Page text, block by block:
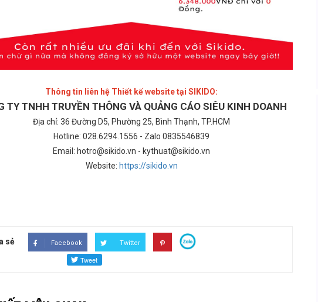
Thông tin liên hệ Thiết kế website tại SIKIDO:
TY TNHH TRUYỀN THÔNG VÀ QUẢNG CÁO SIÊU KINH DOANH
Địa chỉ: 36 Đường D5, Phường 25, Bình Thạnh, TP.HCM
Hotline: 028.6294.1556 - Zalo 0835546839
Email: hotro@sikido.vn - kythuat@sikido.vn
Website: https://sikido.vn
sẻ Facebook Twitter